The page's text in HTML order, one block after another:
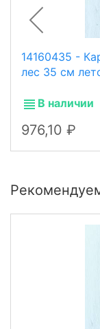
14160435 -
лес 35 см
В наличии
976,10